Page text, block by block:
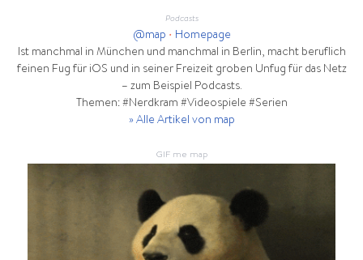
Podcasts
@map • Homepage
Ist manchmal in München und manchmal in Berlin, macht beruflich
feinen Fug für iOS und in seiner Freizeit groben Unfug für das Netz
– zum Beispiel Podcasts.
Themen: #Nerdkram #Videospiele #Serien
» Alle Artikel von map
GIF me map